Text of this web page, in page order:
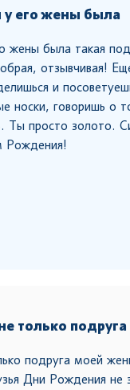
его жены была
жены была такая
отзывчивая!
и
носки, говоришь о
Ты просто золото.
Рождения!
только
подруга моей
Дни Рождения не